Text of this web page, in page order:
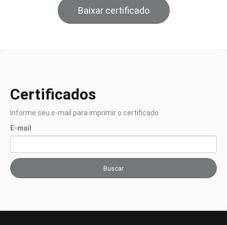
Baixar certificado
Certificados
Informe seu e-mail para imprimir o certificado
E-mail
Buscar